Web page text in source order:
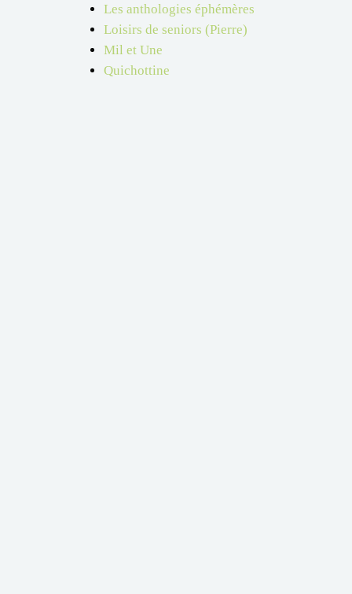
Les anthologies éphémères
Loisirs de seniors (Pierre)
Mil et Une
Quichottine